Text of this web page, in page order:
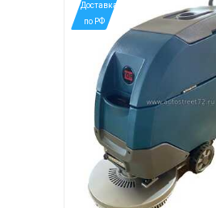
*Доставка
по РФ